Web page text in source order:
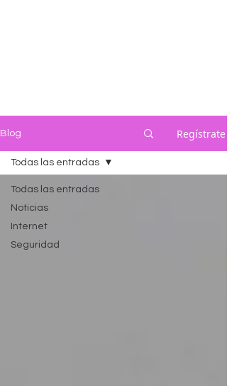
Blog Regístrate
Todas las entradas
Noticias
Internet
Seguridad
Todas las entradas